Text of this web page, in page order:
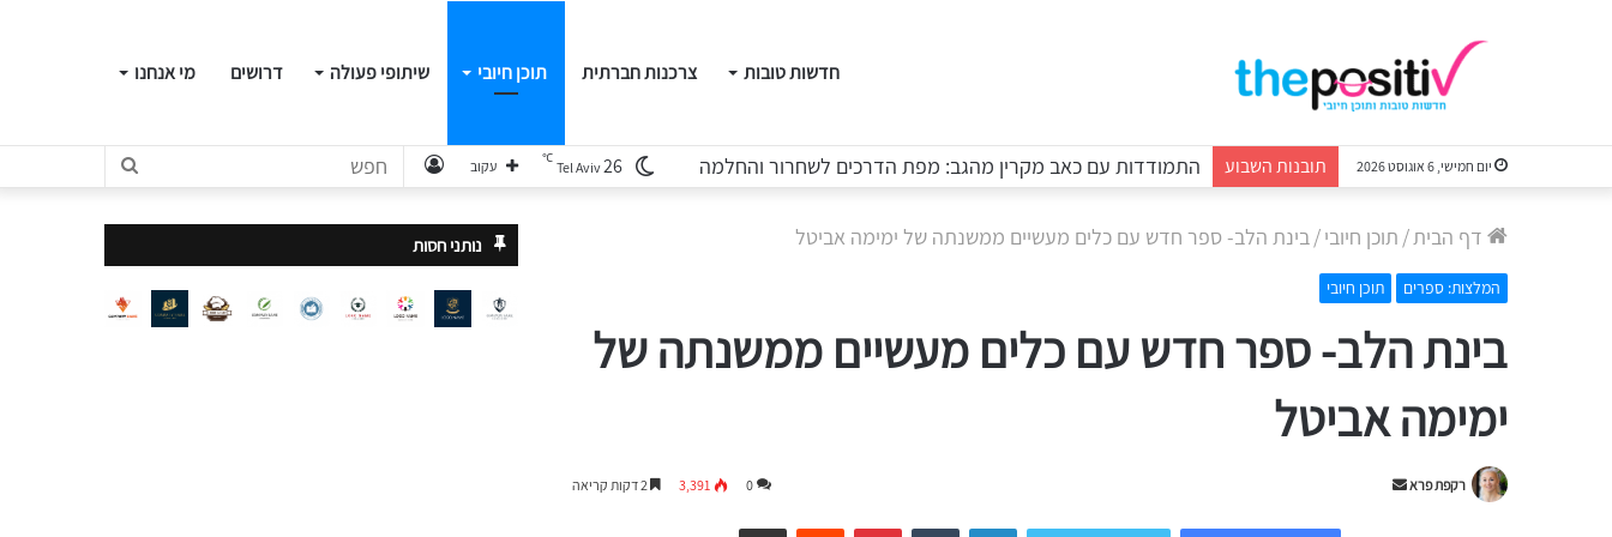
חדשות טובות צרכנות חברתית תוכן חיובי שיתופי פעולה דרושים מי אנחנו
יום חמישי, 6 אוגוסט 2026 תובנות השבוע התמודדות עם כאב מקרין מהגב: מפת הדרכים לשחרור והחלמה חפש התחבר עקוב Tel Aviv26
℃
דף הבית/ תוכן חיובי/בינת הלב- ספר חדש עם כלים מעשיים ממשנתה של ימימה אביטל
המלצות: ספרים תוכן חיובי
בינת הלב- ספר חדש עם כלים מעשיים ממשנתה של
ימימה אביטל
רקפת פרא
Send
0
3,391
LinkedIn
Tumblr
Pinterest
Redditשיתוף דרך המייל
נותני חסות